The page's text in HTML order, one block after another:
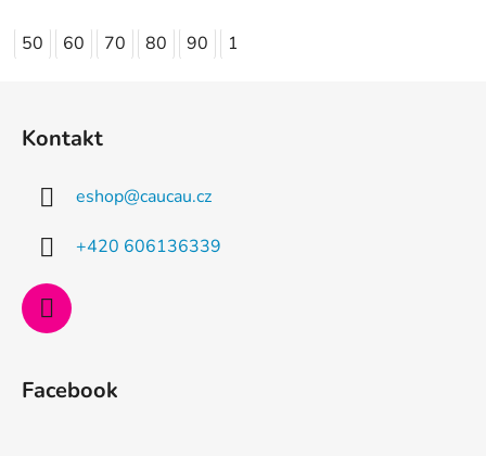
50 60 70 80 90 100
Kontakt
eshop@caucau.cz
+420 606136339
Facebook